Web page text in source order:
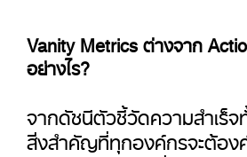
Vanity Metrics ต่างจาก
อย่างไร?
จากดัชนีตัวชี้วัดความสำเร็
สิ่งสำคัญที่ทุกองค์กรจะต้อง